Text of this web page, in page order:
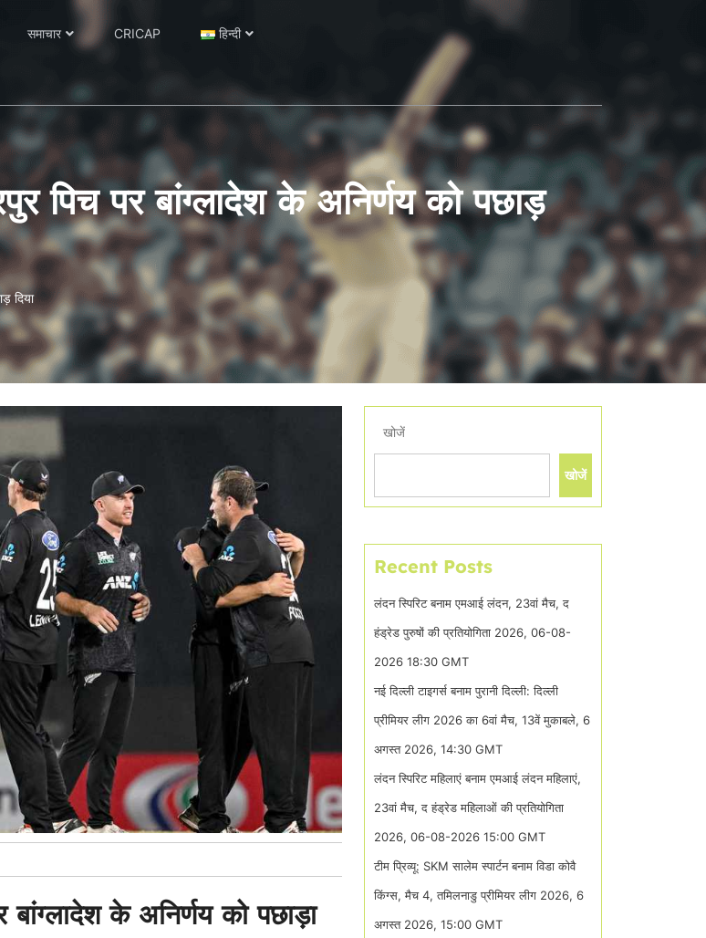
समाचार CRICAP हिन्दी
पिच पर बांग्लादेश के अनिर्णय को पछाड़
दिया
बांग्लादेश के अनिर्णय को पछाड़ा
खोजें
खोजें
Recent Posts
लंदन स्पिरिट बनाम एमआई लंदन, 23वां मैच, द
हंड्रेड पुरुषों की प्रतियोगिता 2026, 06-08-
2026 18:30 GMT
नई दिल्ली टाइगर्स बनाम पुरानी दिल्ली: दिल्ली
प्रीमियर लीग 2026 का 6वां मैच, 13वें मुकाबले, 6
अगस्त 2026, 14:30 GMT
लंदन स्पिरिट महिलाएं बनाम एमआई लंदन महिलाएं,
23वां मैच, द हंड्रेड महिलाओं की प्रतियोगिता
2026, 06-08-2026 15:00 GMT
टीम प्रिव्यू: SKM सालेम स्पार्टन बनाम विडा कोवै
किंग्स, मैच 4, तमिलनाडु प्रीमियर लीग 2026, 6
अगस्त 2026, 15:00 GMT